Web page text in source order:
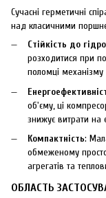
Сучасні герметичні
над класичними
Стійкість до
розходитися при
поломці механізму
об'єму, ці
знижує витрати на
Компактність:
обмеженому
агрегатів та
ОБЛАСТЬ